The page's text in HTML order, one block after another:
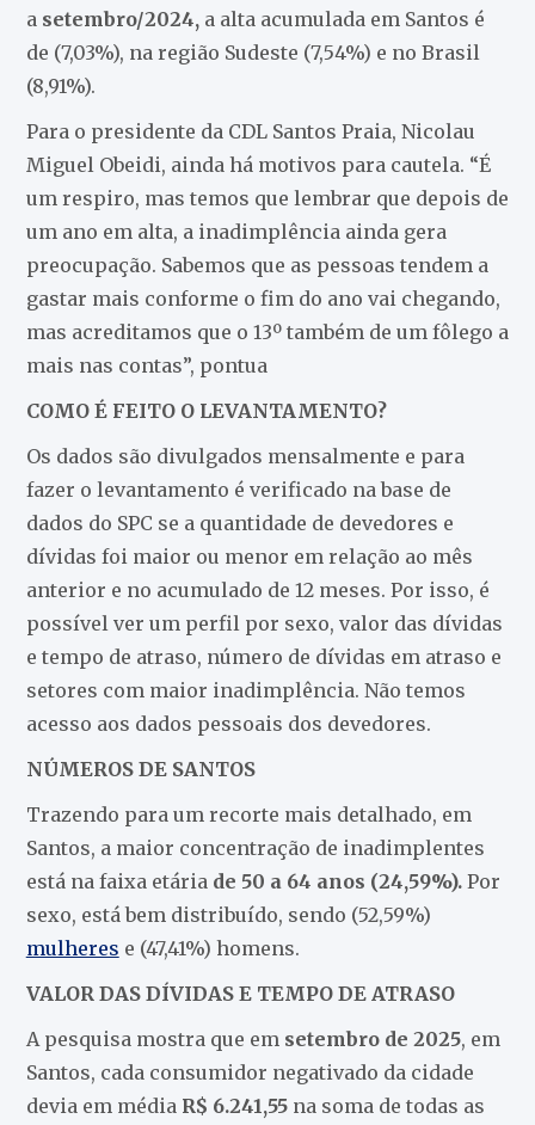
a setembro/2024, a alta acumulada em Santos é
de (7,03%), na região Sudeste (7,54%) e no Brasil
(8,91%).
Para o presidente da CDL Santos Praia, Nicolau
Miguel Obeidi, ainda há motivos para cautela. “É
um respiro, mas temos que lembrar que depois de
um ano em alta, a inadimplência ainda gera
preocupação. Sabemos que as pessoas tendem a
gastar mais conforme o fim do ano vai chegando,
mas acreditamos que o 13º também de um fôlego a
mais nas contas”, pontua
COMO É FEITO O LEVANTAMENTO?
Os dados são divulgados mensalmente e para
fazer o levantamento é verificado na base de
dados do SPC se a quantidade de devedores e
dívidas foi maior ou menor em relação ao mês
anterior e no acumulado de 12 meses. Por isso, é
possível ver um perfil por sexo, valor das dívidas
e tempo de atraso, número de dívidas em atraso e
setores com maior inadimplência. Não temos
acesso aos dados pessoais dos devedores.
NÚMEROS DE SANTOS
Trazendo para um recorte mais detalhado, em
Santos, a maior concentração de inadimplentes
está na faixa etária de 50 a 64 anos (24,59%).Por
sexo, está bem distribuído, sendo (52,59%)
mulheres e (47,41%) homens.
VALOR DAS DÍVIDAS E TEMPO DE ATRASO
A pesquisa mostra que em setembro de 2025, em
Santos, cada consumidor negativado da cidade
devia em média R$ 6.241,55na soma de todas as